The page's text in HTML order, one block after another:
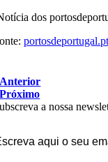
dos
portosdeportugal.pt
Anterior
Próximo
a nossa